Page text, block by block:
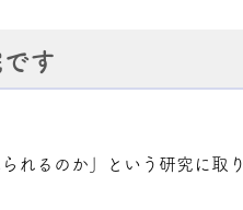
す
れるのか」という研究に取り